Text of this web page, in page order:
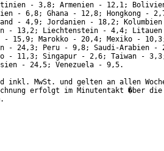
- 3,8; Armenien - 12,1;
- 6,8; Ghana - 12,8; Hongkong -
- 4,9; Jordanien - 18,2;
- 13,2; Liechtenstein - 4,4;
- 15,9; Marokko - 20,4; Mexiko -
- 24,3; Peru - 9,8; Saudi-Arabien -
- 11,3; Singapur - 2,6; Taiwan -
- 24,5; Venezuela - 9,5.
MwSt. und gelten an allen
erfolgt im Minutentakt �ber die